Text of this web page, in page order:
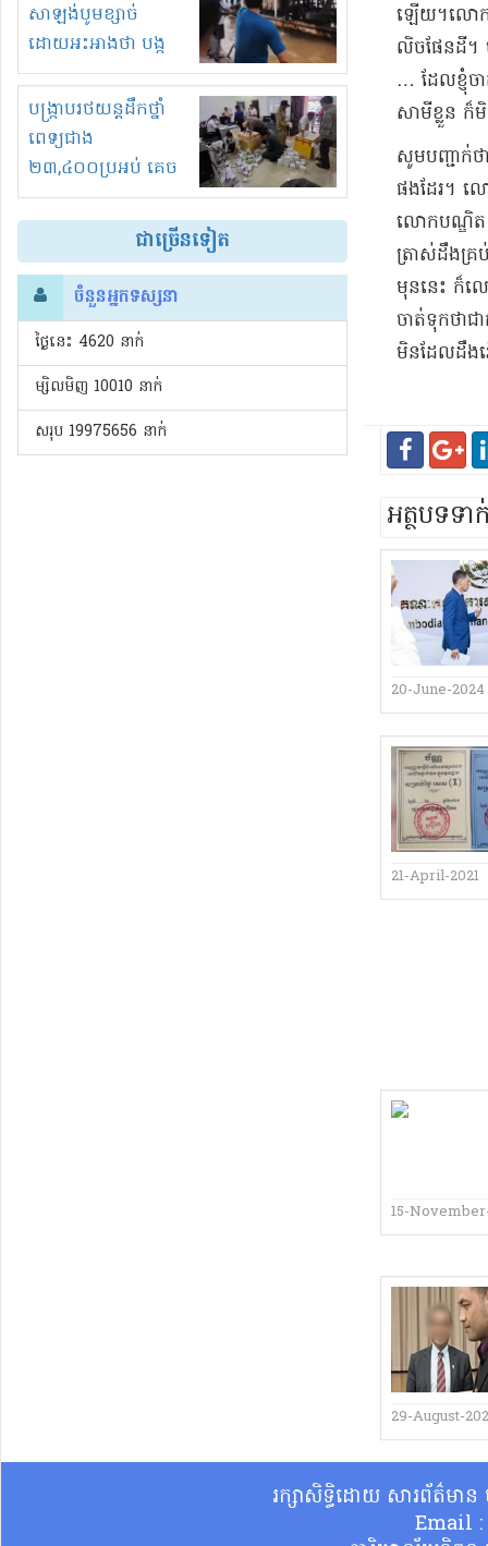
សាឡង់បូមខ្សាច់
ដោយអះអាងថា បង្ក
បាក់ច្រាំងទន្លេ និង
រំខានទាំងយប់ទាំងថ្ងៃ
បង្ក្រាបរថយន្តដឹកថ្នាំ
ពេទ្យជាង
២៣,៤០០ប្រអប់ គេច
ពន្ធនិងអត់ច្បាប់នាំ
ចូល!?
ជាច្រើនទៀត
ចំនួនអ្នកទស្សនា
ថ្ងៃនេះ​ 4620 នាក់
ម្សិលមិញ 10010 នាក់
សរុប 19975656 នាក់
ឡើយ​។​​លោក​
លិច​ផែនដី​។
… ដែល​ខ្ញុំ​ច
សាមីខ្លួន ក៏​
សូមបញ្ជាក់ថ
ផងដែរ​។ ល
លោក​បណ្ឌិត
ត្រាស់ដឹង​គ្រ
មុន​នេះ ក៏​ល
ចាត់ទុកថា​ជ
មិនដែល​ដឹង​
អត្ថបទទ
20-June-2024
21-April-2021
15-
29-August-
រក្សាសិទ្ធិដោយ សារព័ត៌មា
Email